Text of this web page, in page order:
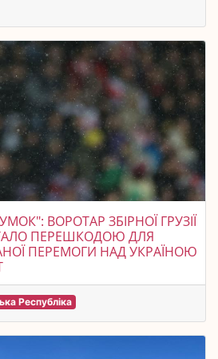
ВОРОТАР ЗБІРНОЇ ГРУЗІЇ
ПЕРЕШКОДОЮ ДЛЯ
ПЕРЕМОГИ НАД УКРАЇНОЮ
Республіка